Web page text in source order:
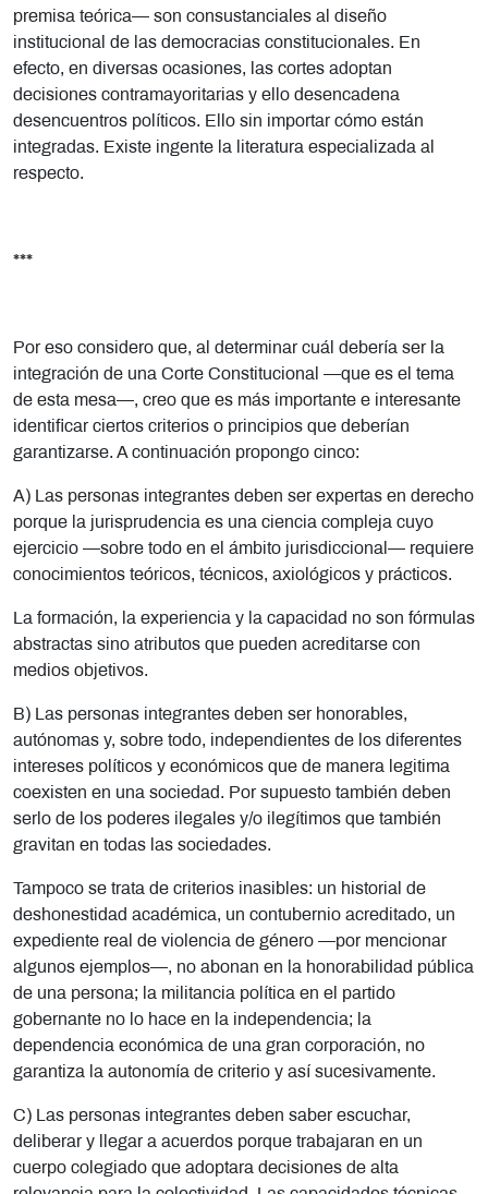
premisa teórica— son consustanciales al diseño
institucional de las democracias constitucionales. En
efecto, en diversas ocasiones, las cortes adoptan
decisiones contramayoritarias y ello desencadena
desencuentros políticos. Ello sin importar cómo están
integradas. Existe ingente la literatura especializada al
respecto.
***
Por eso considero que, al determinar cuál debería ser la
integración de una Corte Constitucional —que es el tema
de esta mesa—, creo que es más importante e interesante
identificar ciertos criterios o principios que deberían
garantizarse. A continuación propongo cinco:
A) Las personas integrantes deben ser expertas en derecho
porque la jurisprudencia es una ciencia compleja cuyo
ejercicio —sobre todo en el ámbito jurisdiccional— requiere
conocimientos teóricos, técnicos, axiológicos y prácticos.
La formación, la experiencia y la capacidad no son fórmulas
abstractas sino atributos que pueden acreditarse con
medios objetivos.
B) Las personas integrantes deben ser honorables,
autónomas y, sobre todo, independientes de los diferentes
intereses políticos y económicos que de manera legitima
coexisten en una sociedad. Por supuesto también deben
serlo de los poderes ilegales y/o ilegítimos que también
gravitan en todas las sociedades.
Tampoco se trata de criterios inasibles: un historial de
deshonestidad académica, un contubernio acreditado, un
expediente real de violencia de género —por mencionar
algunos ejemplos—, no abonan en la honorabilidad pública
de una persona; la militancia política en el partido
gobernante no lo hace en la independencia; la
dependencia económica de una gran corporación, no
garantiza la autonomía de criterio y así sucesivamente.
C) Las personas integrantes deben saber escuchar,
deliberar y llegar a acuerdos porque trabajaran en un
cuerpo colegiado que adoptara decisiones de alta